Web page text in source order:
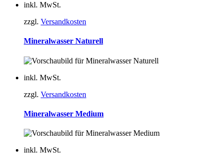
inkl. MwSt.
zzgl. Versandkosten
Mineralwasser Naturell
inkl. MwSt.
zzgl. Versandkosten
Mineralwasser Medium
inkl. MwSt.